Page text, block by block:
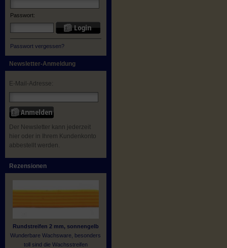
Passwort:
Passwort vergessen?
Newsletter-Anmeldung
E-Mail-Adresse:
Der Newsletter kann jederzeit
hier oder in Ihrem Kundenkonto
abbestellt werden.
Rezensionen
Rundstreifen 2 mm, sonnengelb
Wunderbare Wachsware, besonders
toll sind die Wachsstreifen